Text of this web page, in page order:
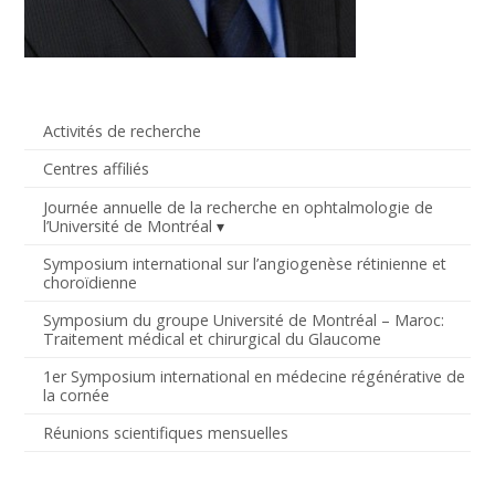
Activités de recherche
Centres affiliés
Journée annuelle de la recherche en ophtalmologie de
l’Université de Montréal
Symposium international sur l’angiogenèse rétinienne et
choroïdienne
Symposium du groupe Université de Montréal – Maroc:
Traitement médical et chirurgical du Glaucome
1er Symposium international en médecine régénérative de
la cornée
Réunions scientifiques mensuelles